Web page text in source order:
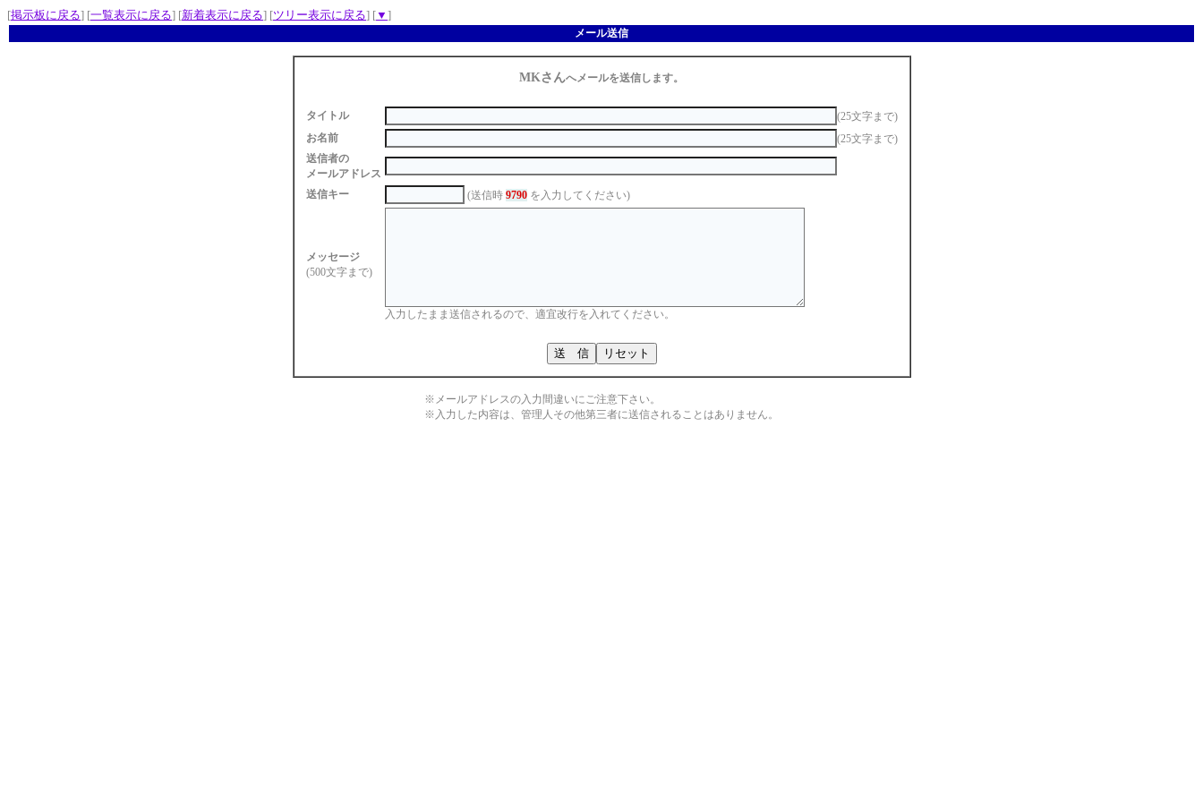
[掲示板に戻る] [一覧表示に戻る] [新着表示に戻る] [ツリー表示に戻る] [▼ ]
メール送信
MKさんへメールを送信します。
タイトル
(25文字まで)
お名前
(25文字まで)
送信者の
メールアドレス
送信キー
(送信時 9790を入力してください)
メッセージ
(500文字まで)
入力したまま送信されるので、適宜改行を入れてください。
※メールアドレスの入力間違いにご注意下さい。
※入力した内容は、管理人その他第三者に送信されることはありません。